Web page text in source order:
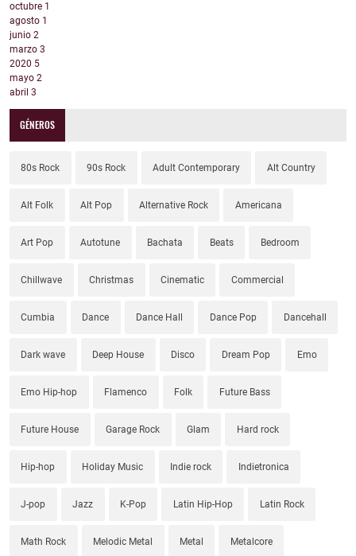
octubre 1
agosto 1
junio 2
marzo 3
2020 5
mayo 2
abril 3
GÉNEROS
80s Rock 90s Rock Adult Contemporary Alt Country
Alt Folk Alt Pop Alternative Rock Americana
Art Pop Autotune Bachata Beats Bedroom
Chillwave Christmas Cinematic Commercial
Cumbia Dance Dance Hall Dance Pop Dancehall
Dark wave Deep House Disco Dream Pop Emo
Emo Hip-hop Flamenco Folk Future Bass
Future House Garage Rock Glam Hard rock
Hip-hop Holiday Music Indie rock Indietronica
J-pop Jazz K-Pop Latin Hip-Hop Latin Rock
Math Rock Melodic Metal Metal Metalcore